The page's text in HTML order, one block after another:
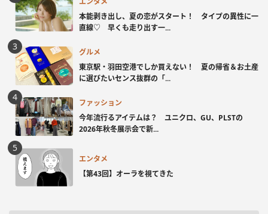
本能剥き出し、夏の恋がスタート！ タイプの異性に一
直線♡ 早くも走り出す一...
グルメ
東京駅・羽田空港でしか買えない！ 夏の帰省＆お土産
に選びたいセンス抜群の「...
ファッション
今年流行るアイテムは？ ユニクロ、GU、PLSTの
2026年秋冬展示会で新...
エンタメ
【第43回】オーラを視てきた